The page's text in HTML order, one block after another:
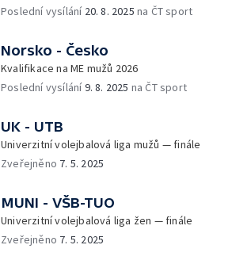
Poslední vysílání 20. 8. 2025 na ČT sport
Norsko - Česko
Kvalifikace na ME mužů 2026
Poslední vysílání9. 8. 2025 na ČT sport
UK - UTB
Univerzitní volejbalová liga mužů — finále
Zveřejněno 7. 5. 2025
MUNI - VŠB-TUO
Univerzitní volejbalová liga žen — finále
Zveřejněno 7. 5. 2025